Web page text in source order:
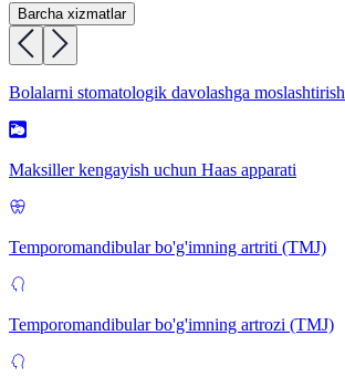
Barcha xizmatlar
Bolalarni stomatologik davolashga moslashtirish
Maksiller kengayish uchun Haas apparati
Temporomandibular bo'g'imning artriti (TMJ)
Temporomandibular bo'g'imning artrozi (TMJ)